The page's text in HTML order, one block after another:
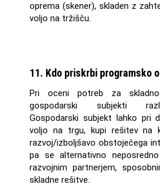
oprema (skener), skladen z
voljo na tržišču.
11. Kdo priskrbi programsko
Pri oceni potreb za
gospodarski subjekti
Gospodarski subjekt lahko pri
voljo na trgu, kupi rešitev na
razvoj/izboljšavo obstoječega
pa se alternativno
razvojnim partnerjem,
skladne rešitve.